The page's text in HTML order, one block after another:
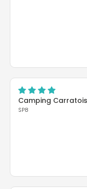
Camping Carratois
SP8